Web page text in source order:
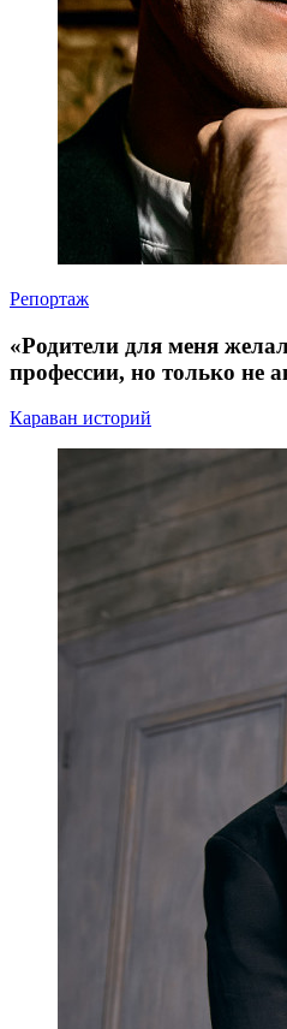
Репортаж
«Родители для меня
профессии, но только не
Караван историй